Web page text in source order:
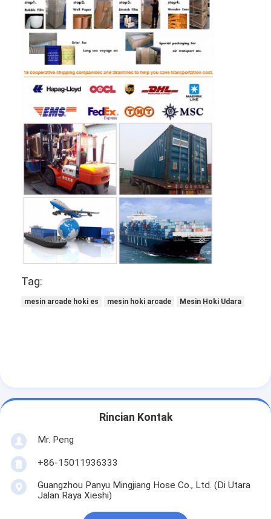
Tag:
mesin arcade hoki es mesin hoki arcade Mesin Hoki Udara
Rincian Kontak
Mr. Peng
+86-15011936333
Guangzhou Panyu Mingjiang Hose Co., Ltd. (Di Utara
Jalan Raya Xieshi)